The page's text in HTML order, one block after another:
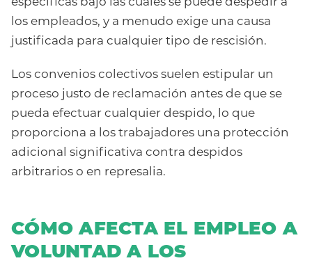
los empleados, y a menudo exige una causa
justificada para cualquier tipo de rescisión.
Los convenios colectivos suelen estipular un
proceso justo de reclamación antes de que se
pueda efectuar cualquier despido, lo que
proporciona a los trabajadores una protección
adicional significativa contra despidos
arbitrarios o en represalia.
CÓMO AFECTA EL EMPLEO A
VOLUNTAD A LOS